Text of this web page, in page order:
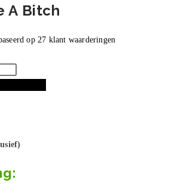
A Bitch
op27 klant waarderingen